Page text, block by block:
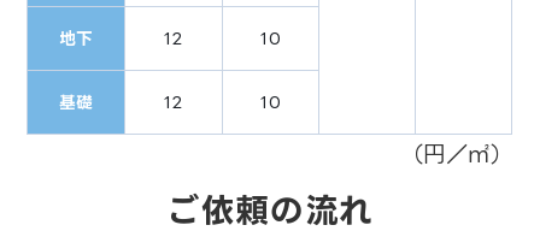
地下 12 10
基礎 12 10
（円／㎡）
ご依頼の流れ